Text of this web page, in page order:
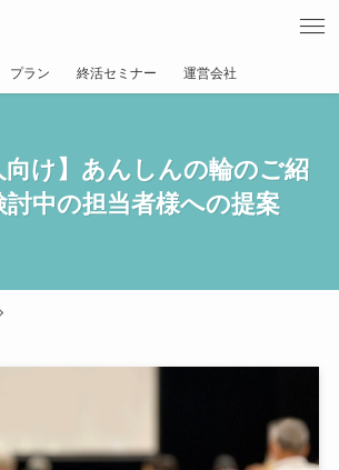
プラン 終活セミナー 運営会社
向け】あんしんの輪のご紹
討中の担当者様への提案